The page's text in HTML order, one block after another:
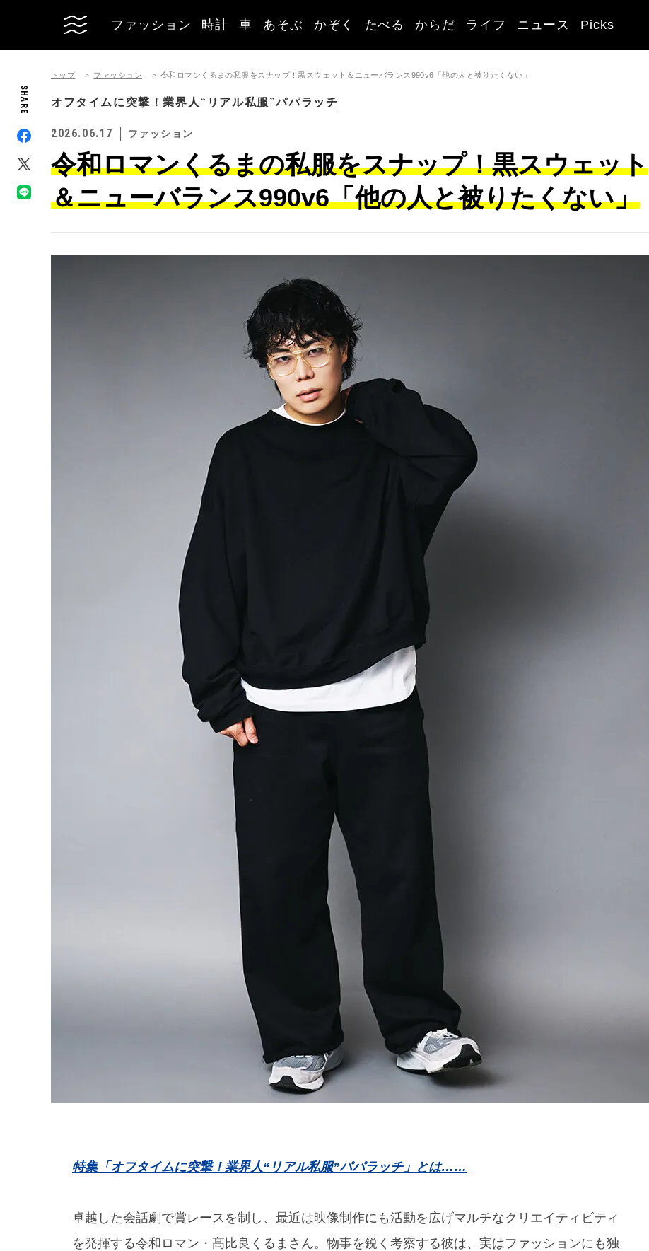
ファッション 時計 車 あそぶ かぞく たべる からだ ライフ ニュース Picks
SHARE
トップ ファッション 令和ロマンくるまの私服をスナップ！黒スウェット＆ニューバランス990v6「他の人と被りたくない」
オフタイムに突撃！業界人“リアル私服”パパラッチ
2026.06.17 ファッション
令和ロマンくるまの私服をスナップ！黒スウェット
＆ニューバランス990v6「他の人と被りたくない」
特集「オフタイムに突撃！業界人“リアル私服”パパラッチ」とは……
卓越した会話劇で賞レースを制し、最近は映像制作にも活動を広げマルチなクリエイティビティ
を発揮する令和ロマン・髙比良くるまさん。物事を鋭く考察する彼は、実はファッションにも独